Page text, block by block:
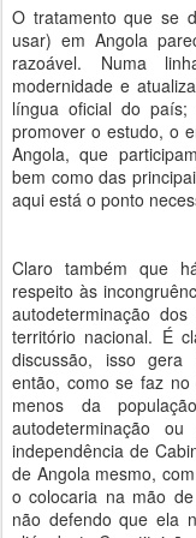
O tratamento que se
usar) em Angola
razoável. Numa
modernidade e
língua oficial do
promover o estudo, o
Angola, que
bem como das
aqui está o ponto
Claro também que
respeito às
autodeterminação
território nacional. É
discussão, isso gera
então, como se faz
menos da
autodeterminação
independência de
de Angola mesmo,
o colocaria na mão
não defendo que ela